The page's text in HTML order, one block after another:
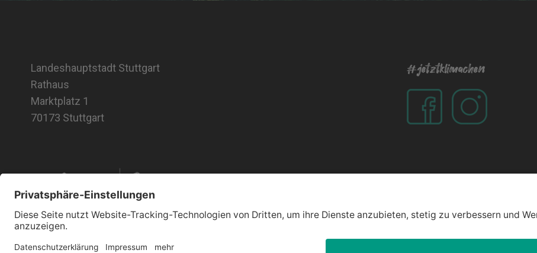
Landeshauptstadt Stuttgart
Rathaus
Marktplatz 1
70173 Stuttgart
#jetztklimachen
© 2026